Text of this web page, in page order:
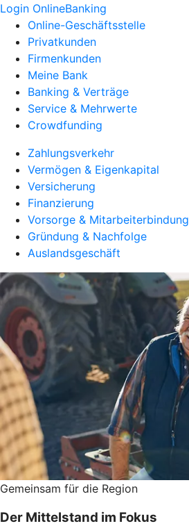
Login OnlineBanking
Online-Geschäftsstelle
Privatkunden
Firmenkunden
Meine Bank
Banking & Verträge
Service & Mehrwerte
Crowdfunding
Zahlungsverkehr
Vermögen & Eigenkapital
Versicherung
Finanzierung
Vorsorge & Mitarbeiterbindung
Gründung & Nachfolge
Auslandsgeschäft
Gemeinsam für die Region
Der Mittelstand im Fokus